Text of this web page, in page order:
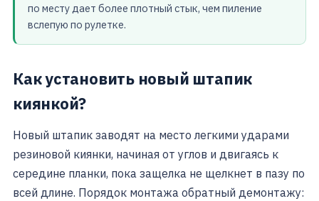
по месту дает более плотный стык, чем пиление
вслепую по рулетке.
Как установить новый штапик
киянкой?
Новый штапик заводят на место легкими ударами
резиновой киянки, начиная от углов и двигаясь к
середине планки, пока защелка не щелкнет в пазу по
всей длине. Порядок монтажа обратный демонтажу: